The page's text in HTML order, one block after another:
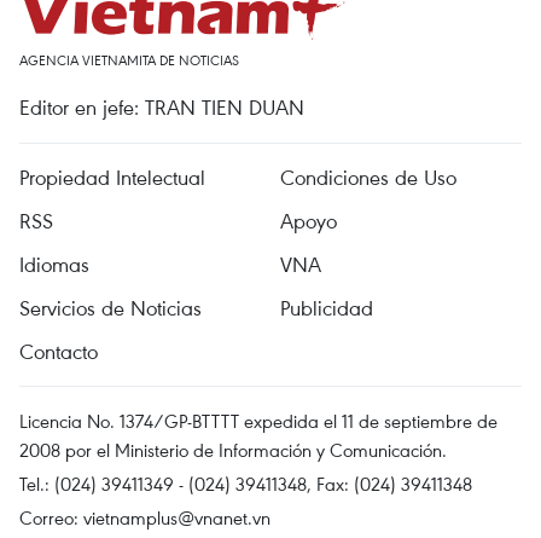
AGENCIA VIETNAMITA DE NOTICIAS
Editor en jefe: TRAN TIEN DUAN
Propiedad Intelectual
Condiciones de Uso
RSS
Apoyo
Idiomas
VNA
Servicios de Noticias
Publicidad
Contacto
Licencia No. 1374/GP-BTTTT expedida el 11 de septiembre de
2008 por el Ministerio de Información y Comunicación.
Tel.: (024) 39411349 - (024) 39411348, Fax: (024) 39411348
Correo: vietnamplus@vnanet.vn